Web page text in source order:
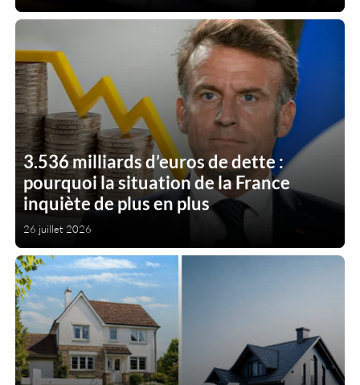
3.536 milliards d’euros de dette :
pourquoi la situation de la France
inquiète de plus en plus
26 juillet 2026